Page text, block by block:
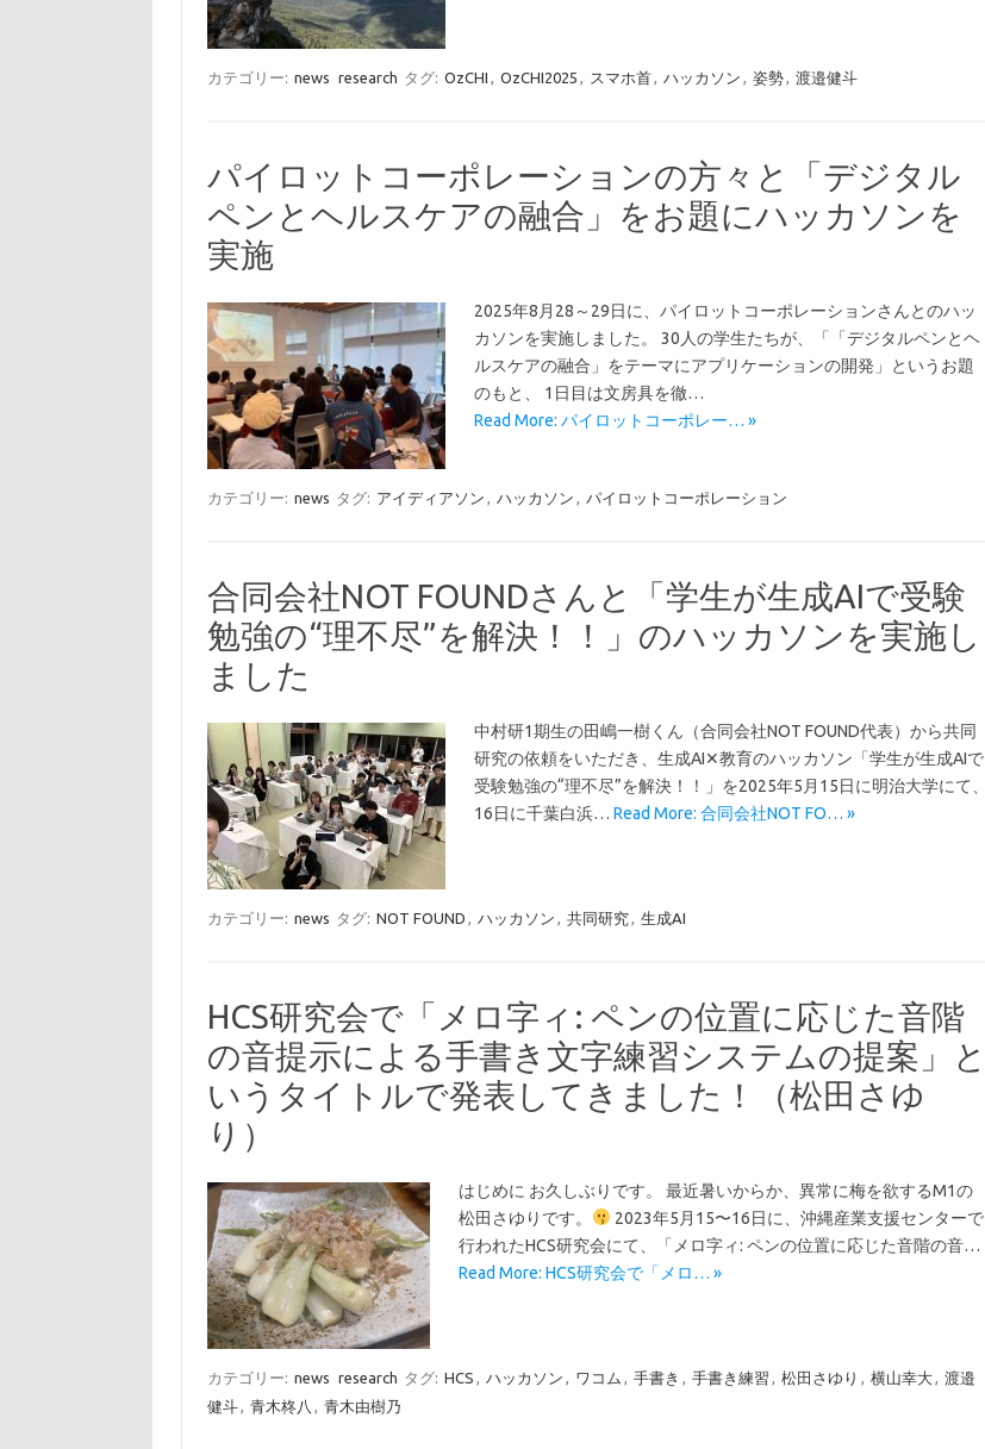
カテゴリー: news research タグ: OzCHI , OzCHI2025 , スマホ首, ハッカソン , 姿勢, 渡邉健斗
パイロットコーポレーションの方々と「デジタル
ペンとヘルスケアの融合」をお題にハッカソンを
実施
2025年8月28～29日に、パイロットコーポレーションさんとのハッ
カソンを実施しました。 30人の学生たちが、「「デジタルペンとヘ
ルスケアの融合」をテーマにアプリケーションの開発」というお題
のもと、 1日目は文房具を徹…
Read More: パイロットコーポレー… »
カテゴリー: news タグ: アイディアソン , ハッカソン , パイロットコーポレーション
合同会社NOT FOUNDさんと「学生が生成AIで受験
勉強の“理不尽”を解決！！」のハッカソンを実施し
ました
中村研1期生の田嶋一樹くん（合同会社NOT FOUND代表）から共同
研究の依頼をいただき、生成AI✕教育のハッカソン「学生が生成AIで
受験勉強の“理不尽”を解決！！」を2025年5月15日に明治大学にて、
16日に千葉白浜… Read More: 合同会社NOT FO… »
カテゴリー: news タグ: NOT FOUND , ハッカソン , 共同研究, 生成AI
HCS研究会で「メロ字ィ: ペンの位置に応じた音階
の音提示による手書き文字練習システムの提案」と
いうタイトルで発表してきました！（松田さゆ
り）
はじめに お久しぶりです。 最近暑いからか、異常に梅を欲するM1の
松田さゆりです。
2023年5月15〜16日に、沖縄産業支援センターで
行われたHCS研究会にて、「メロ字ィ: ペンの位置に応じた音階の音…
Read More: HCS研究会で「メロ… »
カテゴリー: news research タグ: HCS , ハッカソン , ワコム , 手書き , 手書き練習 , 松田さゆり , 横山幸大, 渡邉
健斗, 青木柊八 , 青木由樹乃